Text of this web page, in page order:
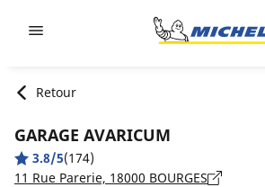
Retour
GARAGE AVARICUM
3.8/5(174)
11 Rue Parerie, 18000 BOURGES